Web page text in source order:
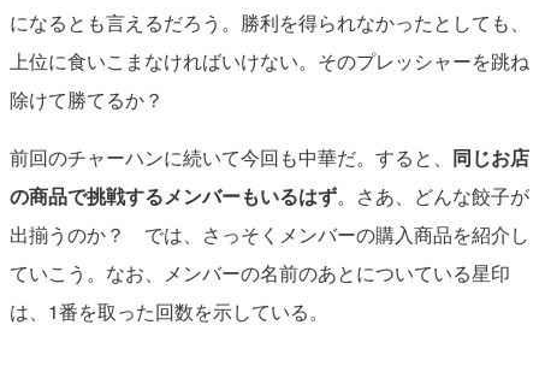
になるとも言えるだろう。勝利を得られなかったとしても、
上位に食いこまなければいけない。そのプレッシャーを跳ね
除けて勝てるか？
前回のチャーハンに続いて今回も中華だ。すると、 同じお店
の商品で挑戦するメンバーもいるはず。さあ、どんな餃子が
出揃うのか？ では、さっそくメンバーの購入商品を紹介し
ていこう。なお、メンバーの名前のあとについている星印
は、1番を取った回数を示している。